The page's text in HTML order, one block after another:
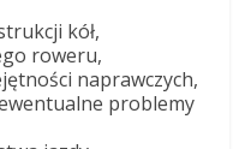
kół,
roweru,
naprawczych,
problemy